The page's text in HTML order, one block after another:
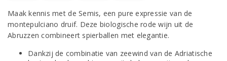
Maak kennis met de Semis, een pure expressie van de
montepulciano druif. Deze biologische rode wijn uit de
Abruzzen combineert spierballen met elegantie.
Dankzij de combinatie van zeewind van de Adriatische